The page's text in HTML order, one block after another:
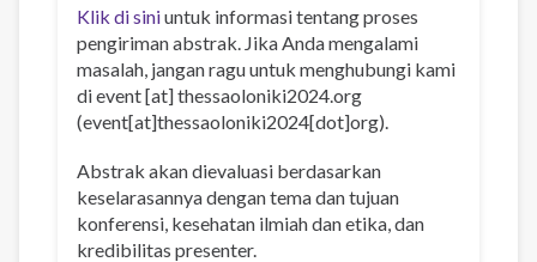
Klik di siniuntuk informasi tentang proses
pengiriman abstrak. Jika Anda mengalami
masalah, jangan ragu untuk menghubungi kami
dievent[at]thessaoloniki2024org
(event[at]thessaoloniki2024[dot]org)
Abstrak akan dievaluasi berdasarkan
keselarasannya dengan tema dan tujuan
konferensi, kesehatan ilmiah dan etika, dan
kredibilitas presenter.